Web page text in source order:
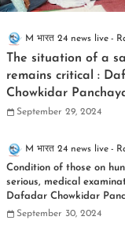
M भारत 24 news live
The situation of a
remains critical :
Chowkidar
September 29, 2024
M भारत 24 news live
Condition of those on
serious, medical
Dafadar Chowkidar
September 30, 2024